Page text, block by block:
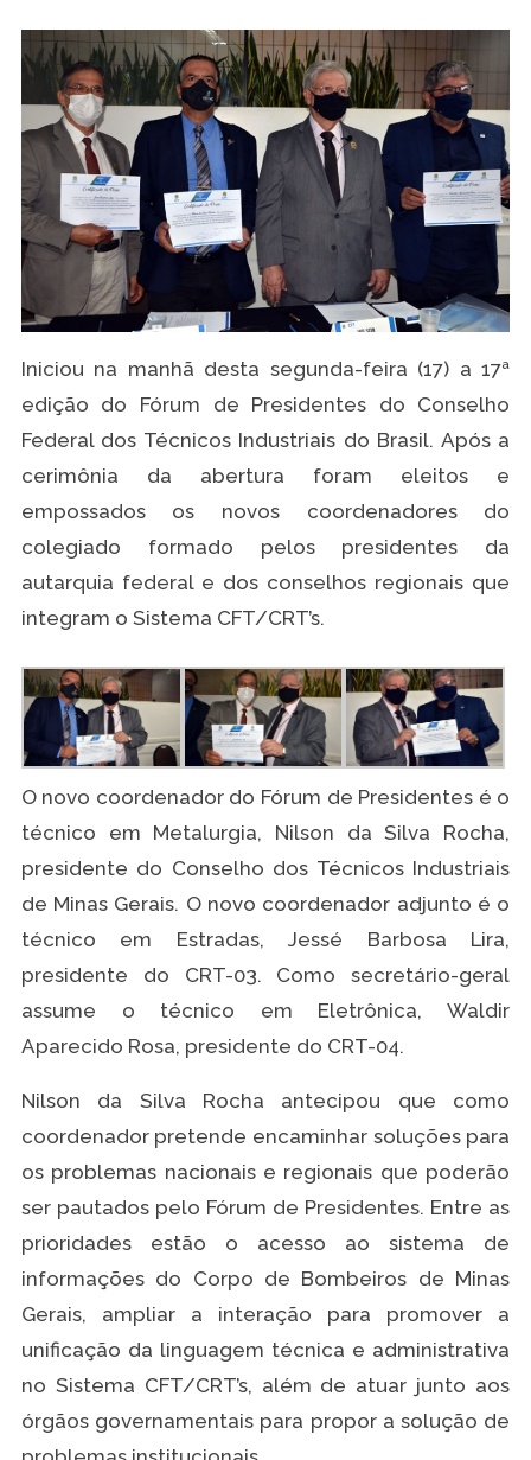
Iniciou na manhã desta segunda-feira (17) a 17ª
edição do Fórum de Presidentes do Conselho
Federal dos Técnicos Industriais do Brasil. Após a
cerimônia da abertura foram eleitos e
empossados os novos coordenadores do
colegiado formado pelos presidentes da
autarquia federal e dos conselhos regionais que
integram o Sistema CFT/CRT’s.
O novo coordenador do Fórum de Presidentes é o
técnico em Metalurgia, Nilson da Silva Rocha,
presidente do Conselho dos Técnicos Industriais
de Minas Gerais. O novo coordenador adjunto é o
técnico em Estradas, Jessé Barbosa Lira,
presidente do CRT-03. Como secretário-geral
assume o técnico em Eletrônica, Waldir
Aparecido Rosa, presidente do CRT-04.
Nilson da Silva Rocha antecipou que como
coordenador pretende encaminhar soluções para
os problemas nacionais e regionais que poderão
ser pautados pelo Fórum de Presidentes. Entre as
prioridades estão o acesso ao sistema de
informações do Corpo de Bombeiros de Minas
Gerais, ampliar a interação para promover a
unificação da linguagem técnica e administrativa
no Sistema CFT/CRT’s, além de atuar junto aos
órgãos governamentais para propor a solução de